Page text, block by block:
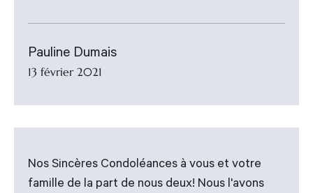
Pauline Dumais
13 février 2021
Nos Sincères Condoléances à vous et votre
famille de la part de nous deux! Nous l'avons